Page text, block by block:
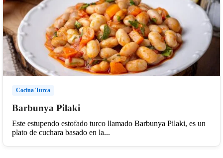
Cocina Turca
Barbunya Pilaki
Este estupendo estofado turco llamado Barbunya Pilaki, es un
plato de cuchara basado en la...